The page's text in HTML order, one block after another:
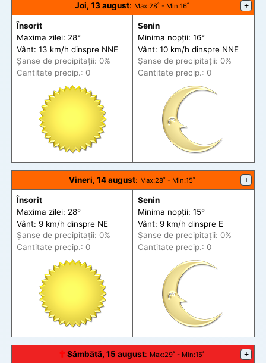
Joi, 13 august: Max:28˚ - Min:16˚ +
Însorit
Maxima zilei: 28°
Vânt: 13 km/h dinspre NNE
Șanse de precipitații: 0%
Cantitate precip.: 0
Senin
Minima nopții: 16°
Vânt: 10 km/h dinspre NNE
Șanse de precipitații: 0%
Cantitate precip.: 0
Vineri, 14 august: Max:28˚ - Min:15˚ +
Însorit
Maxima zilei: 28°
Vânt: 9 km/h dinspre NE
Șanse de precipitații: 0%
Cantitate precip.: 0
Senin
Minima nopții: 15°
Vânt: 9 km/h dinspre E
Șanse de precipitații: 0%
Cantitate precip.: 0
🕆 Sâmbătă, 15 august: Max:29˚ - Min:15˚ +